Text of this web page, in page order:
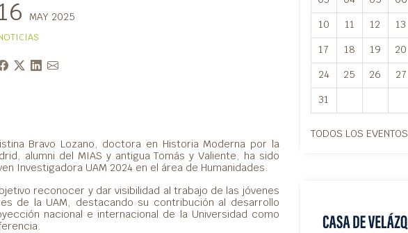
MAY 2025
Bravo Lozano, doctora en Historia Moderna por la
alumni del MIAS y antigua Tomás y Valiente, ha sido
Investigadora UAM 2024 en el área de Humanidades.
reconocer y dar visibilidad al trabajo de las jóvenes
de la UAM, destacando su contribución al desarrollo
nacional e internacional de la Universidad como
10
11 12 13
17
18 19 20
24
25 26 27
31
TODOS LOS EVENTOS